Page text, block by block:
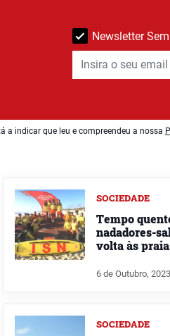
Newsletter
a indicar que leu e compreendeu a nossa
SOCIEDADE
Tempo
nadadores-
volta às
6 de Outubro, 2023
SOCIEDADE